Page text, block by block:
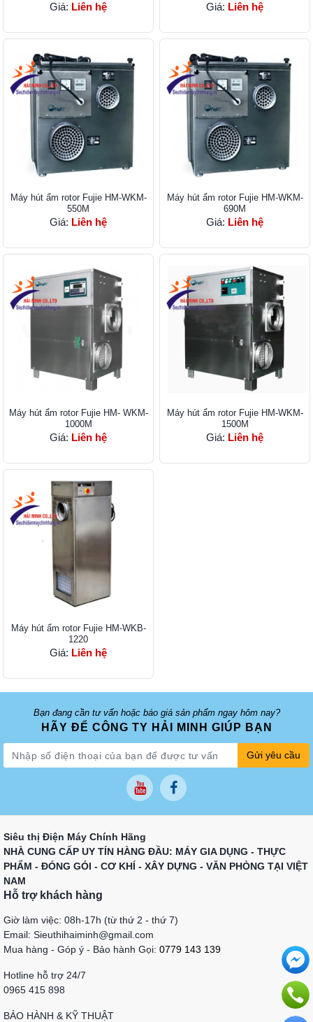
Giá: Liên hệ Giá: Liên hệ
Máy hút ẩm rotor Fujie HM-WKM-
550M
Giá: Liên hệ
Máy hút ẩm rotor Fujie HM-WKM-
690M
Giá: Liên hệ
Máy hút ẩm rotor Fujie HM- WKM-
1000M
Giá: Liên hệ
Máy hút ẩm rotor Fujie HM-WKM-
1500M
Giá: Liên hệ
Máy hút ẩm rotor Fujie HM-WKB-
1220
Giá: Liên hệ
Bạn đang cần tư vấn hoặc báo giá sản phẩm ngay hôm nay?
HÃY ĐỂ CÔNG TY HẢI MINH GIÚP BẠN
Gửi yêu cầu
Siêu thị Điện Máy Chính Hãng
NHÀ CUNG CẤP UY TÍN HÀNG ĐẦU: MÁY GIA DỤNG - THỰC
PHẨM - ĐÓNG GÓI - CƠ KHÍ - XÂY DỰNG - VĂN PHÒNG TẠI VIỆT
NAM
Hỗ trợ khách hàng
Giờ làm việc: 08h-17h (từ thứ 2 - thứ 7)
Email: Sieuthihaiminh@gmail.com
Mua hàng - Góp ý - Bảo hành Gọi: 0779 143 139
Hotline hỗ trợ 24/7
0965 415 898
BẢO HÀNH & KỸ THUẬT